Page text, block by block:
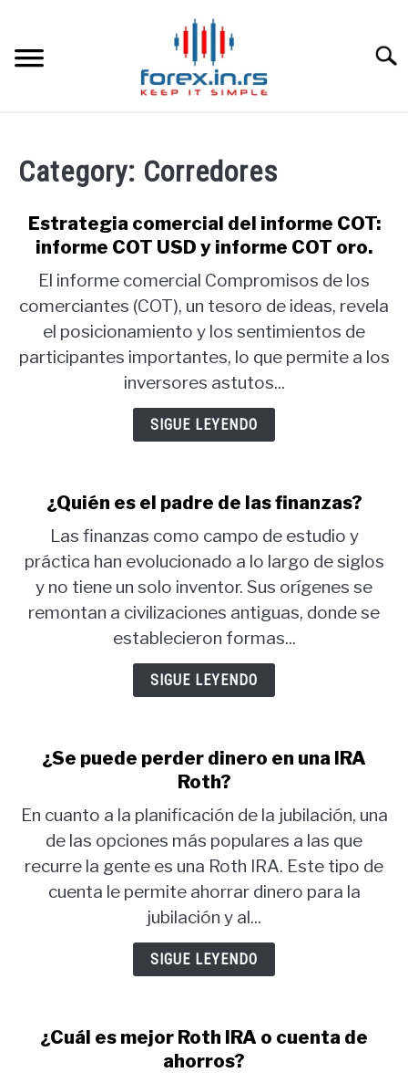
content
HOME ESPAÑOLA
LOS MEJORES CORREDORES DE DIVISAS
LA INVERSIÓN
PAMM
Category: Corredores
Estrategia comercial del informe COT:
informe COT USD y informe COT oro.
El informe comercial Compromisos de los
comerciantes (COT), un tesoro de ideas, revela
el posicionamiento y los sentimientos de
participantes importantes, lo que permite a los
inversores astutos...
SIGUE LEYENDO
¿Quién es el padre de las finanzas?
Las finanzas como campo de estudio y
práctica han evolucionado a lo largo de siglos
y no tiene un solo inventor. Sus orígenes se
remontan a civilizaciones antiguas, donde se
establecieron formas...
SIGUE LEYENDO
¿Se puede perder dinero en una IRA
Roth?
En cuanto a la planificación de la jubilación, una
de las opciones más populares a las que
recurre la gente es una Roth IRA. Este tipo de
cuenta le permite ahorrar dinero para la
jubilación y al...
SIGUE LEYENDO
¿Cuál es mejor Roth IRA o cuenta de
ahorros?